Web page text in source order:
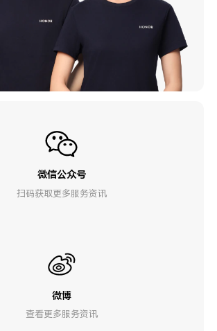
微信公众号
扫码获取更多服务资讯
微博
查看更多服务资讯